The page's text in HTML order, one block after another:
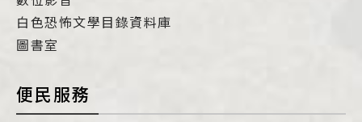
白色恐怖文學目錄資料庫
圖書室
便民服務